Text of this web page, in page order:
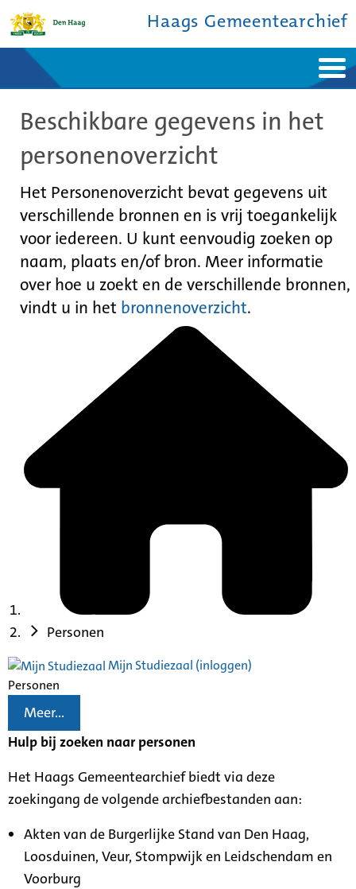
Haags Gemeentearchief
Ontdek de stad
De studiezaal
Bronnen en collecties
Contact
Beschikbare gegevens in het
personenoverzicht
Het Personenoverzicht bevat gegevens uit
verschillende bronnen en is vrij toegankelijk
voor iedereen. U kunt eenvoudig zoeken op
naam, plaats en/of bron. Meer informatie
over hoe u zoekt en de verschillende bronnen,
vindt u in het bronnenoverzicht.
Personen
Mijn Studiezaal (inloggen)
Personen
Meer...
Hulp bij zoeken naar personen
Het Haags Gemeentearchief biedt via deze
zoekingang de volgende archiefbestanden aan:
Akten van de Burgerlijke Stand van Den Haag,
Loosduinen, Veur, Stompwijk en Leidschendam en
Voorburg